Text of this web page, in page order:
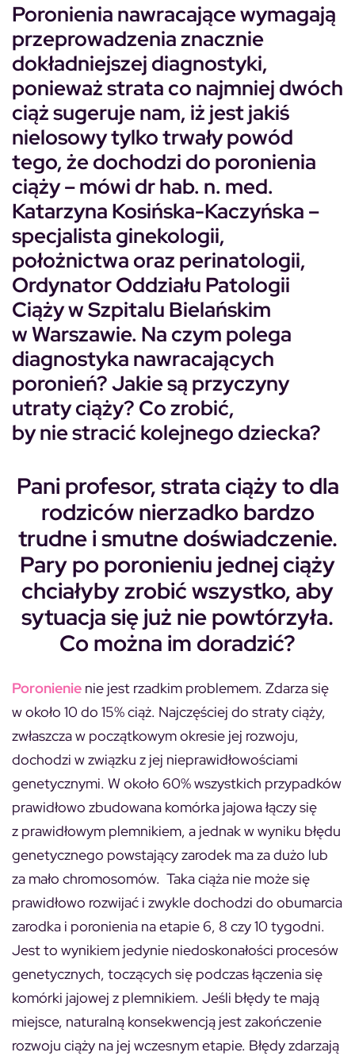
Poronienia nawracające wymagają
przeprowadzenia znacznie
dokładniejszej diagnostyki,
ponieważ strata co najmniej dwóch
ciąż sugeruje nam, iż jest jakiś
nielosowy tylko trwały powód
tego, że dochodzi do poronienia
ciąży– mówi dr hab. n. med.
Katarzyna Kosińska-Kaczyńska –
specjalista ginekologii,
położnictwa oraz perinatologii,
Ordynator Oddziału Patologii
Ciąży w Szpitalu Bielańskim
w Warszawie. Na czym polega
diagnostyka nawracających
poronień? Jakie są przyczyny
utraty ciąży? Co zrobić,
by nie stracić kolejnego dziecka?
Pani profesor, strata ciąży to dla
rodziców nierzadko bardzo
trudne i smutne doświadczenie.
Pary po poronieniu jednej ciąży
chciałyby zrobić wszystko, aby
sytuacja się już nie powtórzyła.
Co można im doradzić?
Poronienie nie jest rzadkim problemem. Zdarza się
w około 10 do 15% ciąż. Najczęściej do straty ciąży,
zwłaszcza w początkowym okresie jej rozwoju,
dochodzi w związku z jej nieprawidłowościami
genetycznymi. W około 60% wszystkich przypadków
prawidłowo zbudowana komórka jajowa łączy się
z prawidłowym plemnikiem, a jednak w wyniku błędu
genetycznego powstający zarodek ma za dużo lub
za mało chromosomów. Taka ciąża nie może się
prawidłowo rozwijać i zwykle dochodzi do obumarcia
zarodka i poronienia na etapie 6, 8 czy 10 tygodni.
Jest to wynikiem jedynie niedoskonałości procesów
genetycznych, toczących się podczas łączenia się
komórki jajowej z plemnikiem. Jeśli błędy te mają
miejsce, naturalną konsekwencją jest zakończenie
rozwoju ciąży na jej wczesnym etapie. Błędy zdarzają